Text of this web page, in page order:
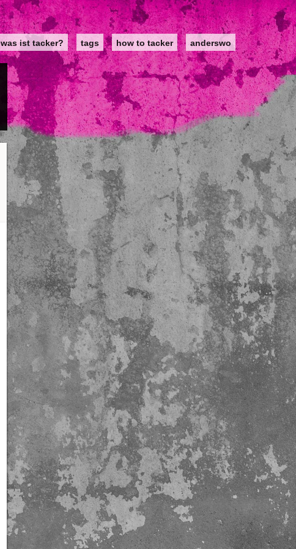
was ist tacker? tags how to tacker anderswo